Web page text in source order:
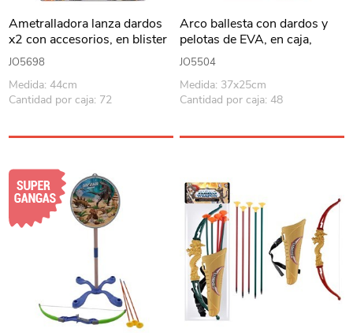
Ametralladora lanza dardos
x2 con accesorios, en blister
JO5698
Medida: 44cm
Cantidad por caja: 72
Arco ballesta con dardos y
pelotas de EVA, en caja,
varios colores
JO5504
Medida: 37x25cm
Cantidad por caja: 48